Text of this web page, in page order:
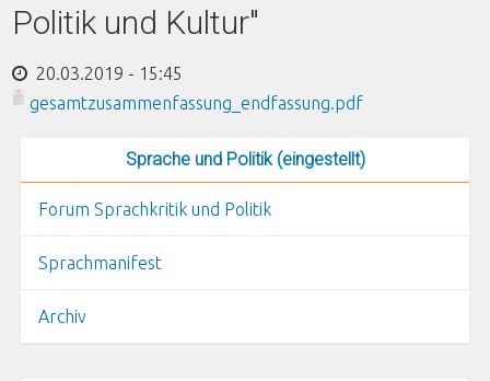
Politik und Kultur"
20.03.2019 - 15:45
gesamtzusammenfassung_endfassung.pdf
Sprache und Politik (eingestellt)
Forum Sprachkritik und Politik
Sprachmanifest
Archiv